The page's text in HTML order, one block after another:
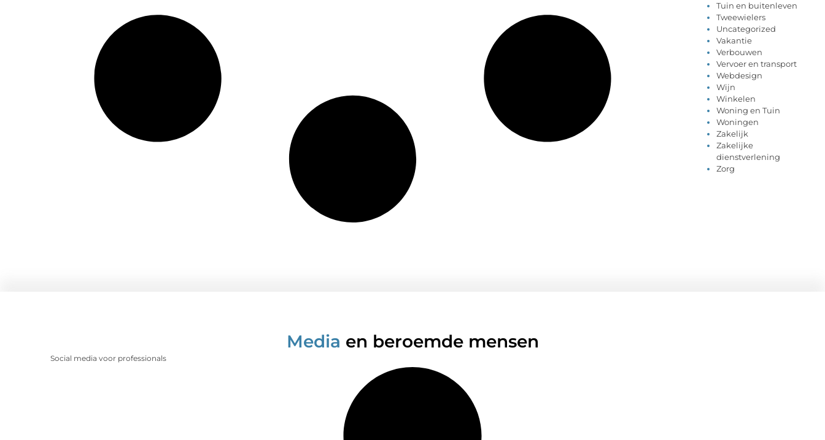
Tuin en buitenleven
Tweewielers
Uncategorized
Vakantie
Verbouwen
Vervoer en transport
Webdesign
Wijn
Winkelen
Woning en Tuin
Woningen
Zakelijk
Zakelijke
dienstverlening
Zorg
Media en beroemde mensen
Social media voor professionals